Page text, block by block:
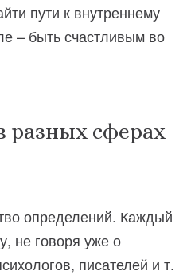
пути к внутреннему
– быть счастливым во
разных сферах
определений. Каждый
не говоря уже о
писателей и т.